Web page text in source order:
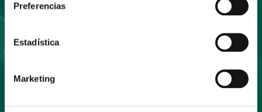
Preferencias
Estadística
Marketing
a nuestro boletín